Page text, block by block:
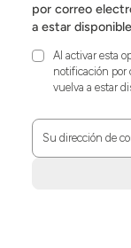
por correo
a estar
Al activar esta
notificación por
vuelva a estar
Su dirección de